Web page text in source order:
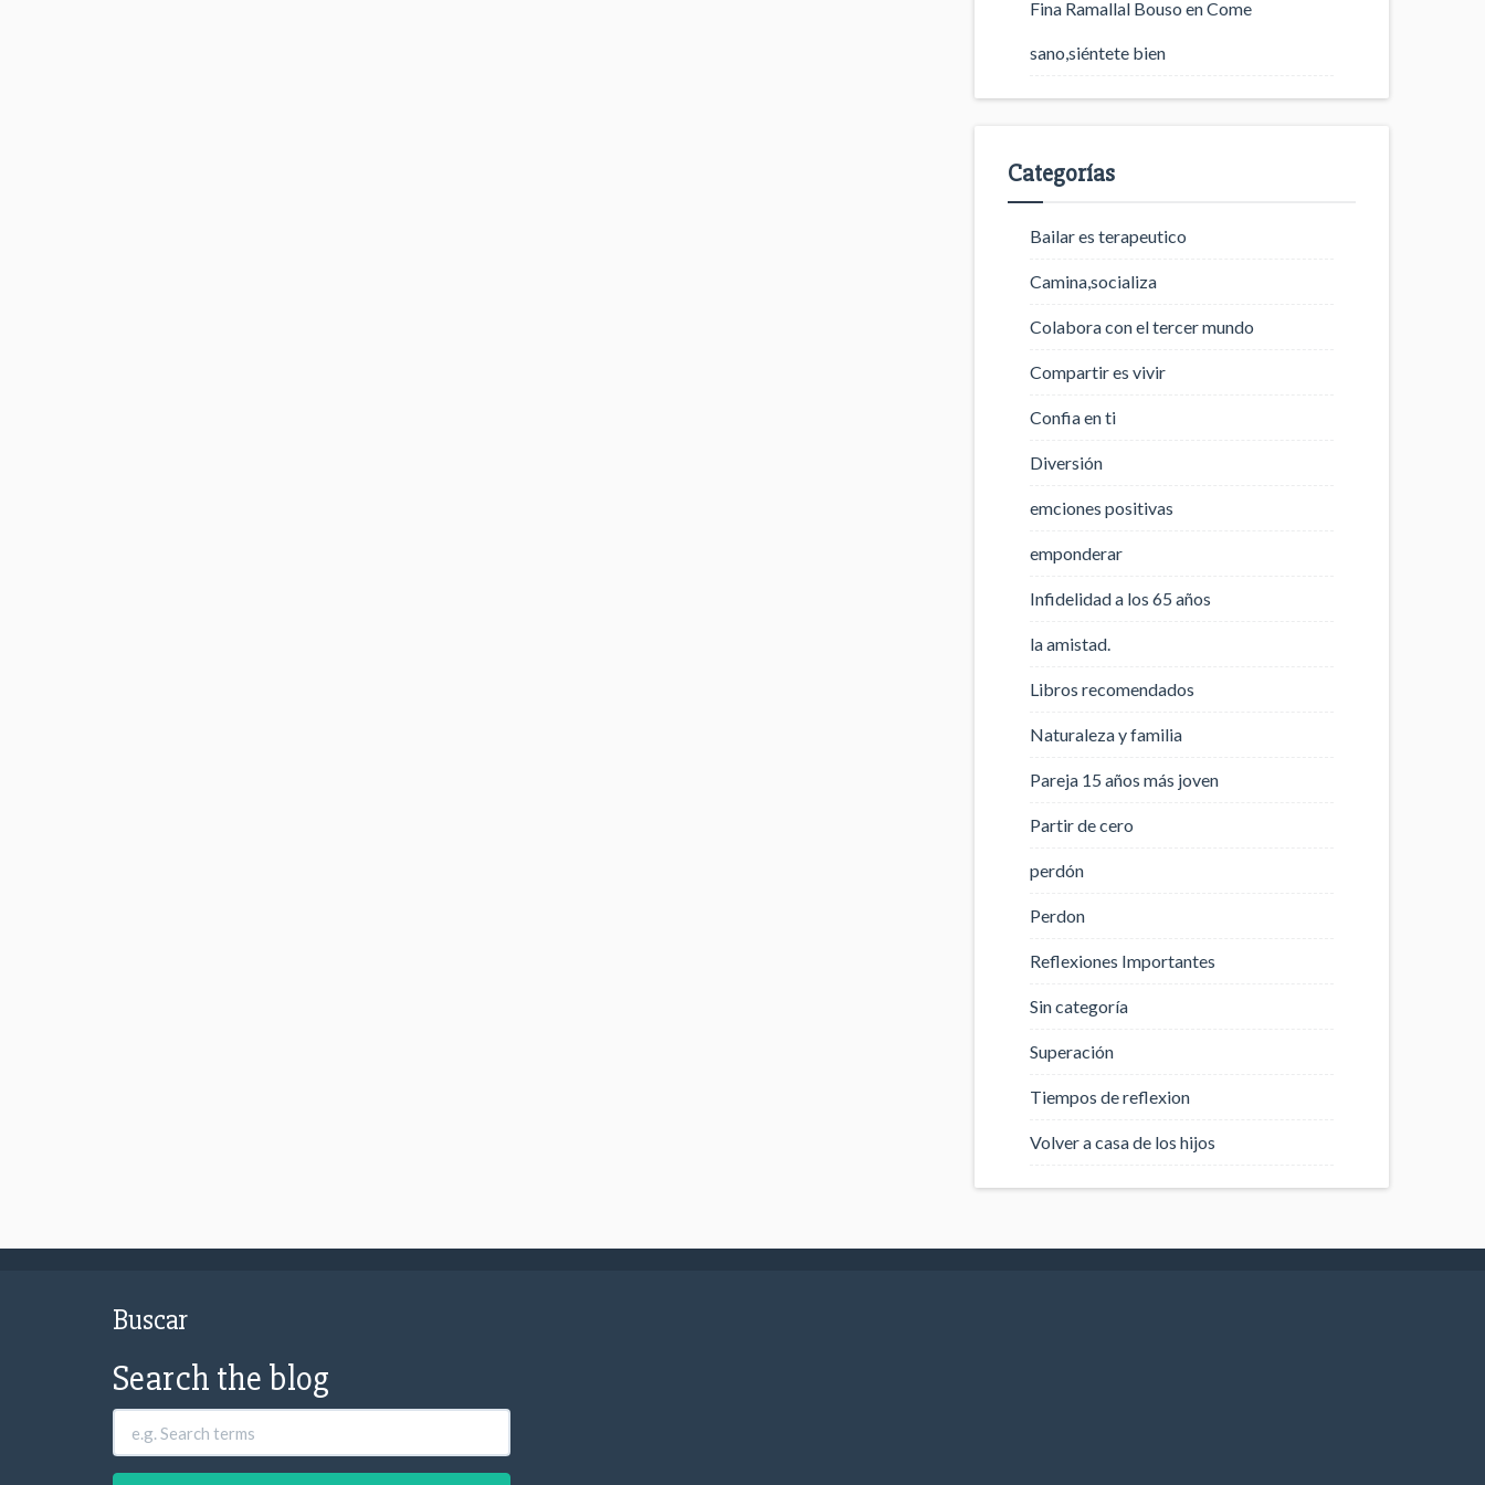
Fina Ramallal Bouso enCome
sano,siéntete bien
Categorías
Bailar es terapeutico
Camina,socializa
Colabora con el tercer mundo
Compartir es vivir
Confia en ti
Diversión
emciones positivas
emponderar
Infidelidad a los 65 años
la amistad.
Libros recomendados
Naturaleza y familia
Pareja 15 años más joven
Partir de cero
perdón
Perdon
Reflexiones Importantes
Sin categoría
Superación
Tiempos de reflexion
Volver a casa de los hijos
Buscar
Search the blog